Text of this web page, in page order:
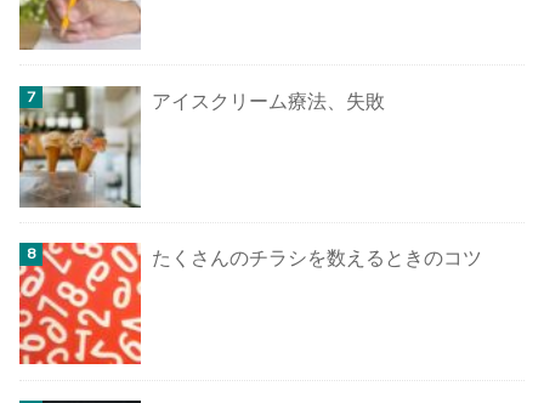
アイスクリーム療法、失敗
たくさんのチラシを数えるときのコツ